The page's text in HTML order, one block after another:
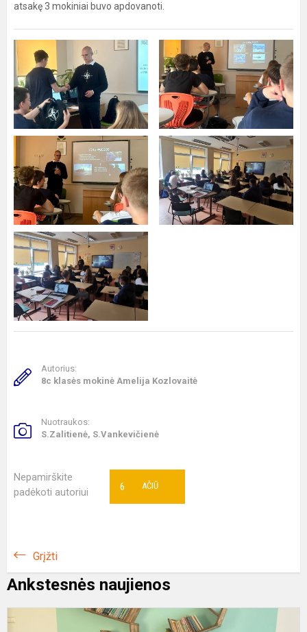
atsakę 3 mokiniai buvo apdovanoti.
Autorius:
8c klasės mokinė Amelija Kozlovaitė
Nuotraukos:
S.Zalitienė, S.Vankevičienė
Nepamirškite
padėkoti autoriui
AČIŪ
6
Grįžti
Ankstesnės naujienos